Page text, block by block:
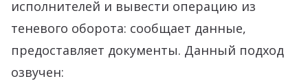
исполнителей и вывести операцию из
теневого оборота: сообщает данные,
предоставляет документы. Данный подход
озвучен: